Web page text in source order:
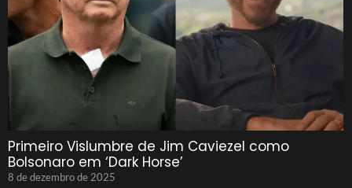
Primeiro Vislumbre de Jim Caviezel como
Bolsonaro em ‘Dark Horse’
8 de dezembro de 2025